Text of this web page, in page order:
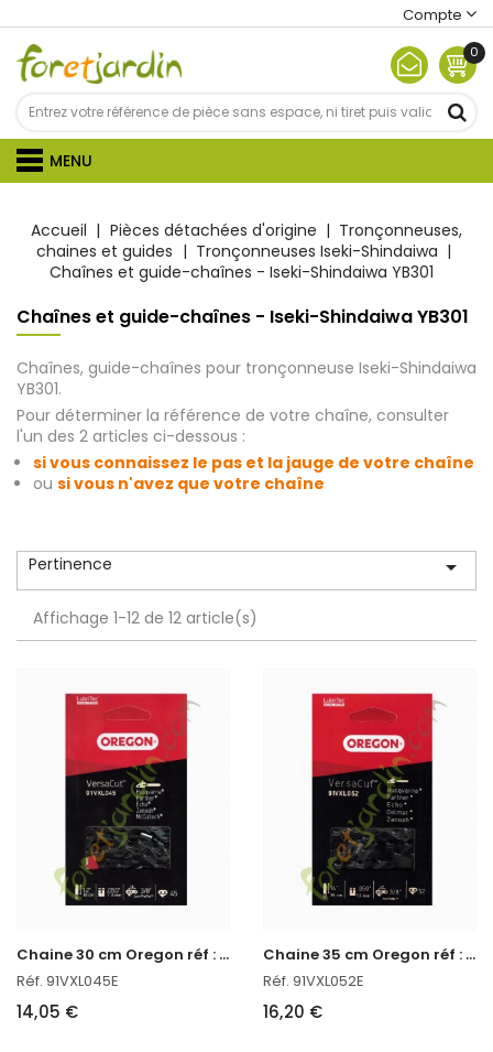
Compte
0
MENU
Accueil Pièces détachées d'origine
Tronçonneuses,
chaines et guides
Tronçonneuses Iseki-Shindaiwa
Chaînes et guide-chaînes - Iseki-Shindaiwa YB301
Chaînes et guide-chaînes - Iseki-Shindaiwa YB301
Chaînes, guide-chaînes pour tronçonneuse Iseki-Shindaiwa
YB301.
Pour déterminer la référence de votre chaîne, consulter
l'un des 2 articles ci-dessous :
si vous connaissez le pas et la jauge de votre chaîne
ou si vous n'avez que votre chaîne
Pertinence 
Affichage 1-12 de 12 article(s)
C
haine 30 cm Oregon réf : 91VXL045E
Réf. 91VXL045E
14,05 €
C
haine 35 cm Oregon réf : 91VXL052E
Réf. 91VXL052E
16,20 €